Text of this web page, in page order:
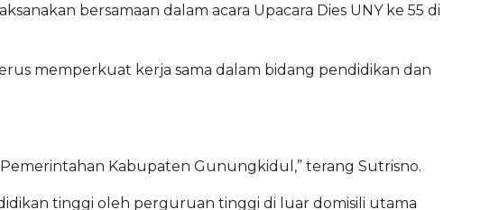
bersamaan dalam acara Upacara Dies UNY ke 55 di
memperkuat kerja sama dalam bidang pendidikan dan
Kabupaten Gunungkidul,” terang Sutrisno.
tinggi oleh perguruan tinggi di luar domisili utama